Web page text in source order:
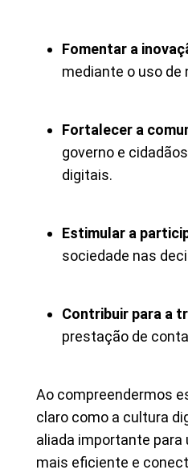
Fomentar a
mediante o uso de
Fortalecer a
governo e
digitais.
Estimular a
sociedade nas
Contribuir para a
prestação de
Ao compreendermos
claro como a cultura
aliada importante para
mais eficiente e